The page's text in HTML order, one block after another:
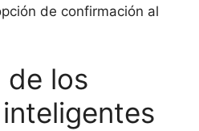
de confirmación al
de los